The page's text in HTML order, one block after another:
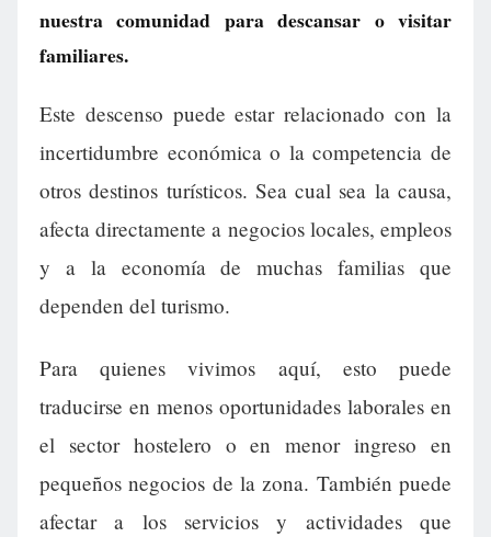
nuestra comunidad para descansar o visitar
familiares.
Este descenso puede estar relacionado con la
incertidumbre económica o la competencia de
otros destinos turísticos. Sea cual sea la causa,
afecta directamente a negocios locales, empleos
y a la economía de muchas familias que
dependen del turismo.
Para quienes vivimos aquí, esto puede
traducirse en menos oportunidades laborales en
el sector hostelero o en menor ingreso en
pequeños negocios de la zona. También puede
afectar a los servicios y actividades que